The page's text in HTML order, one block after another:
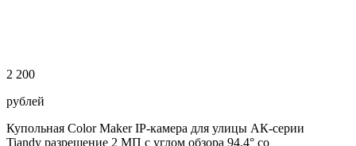
2 200
рублей
Купольная Color Maker IP-камера для улицы АК-серии
Tiandy разрешение 2 МП с углом обзора 94,4° со